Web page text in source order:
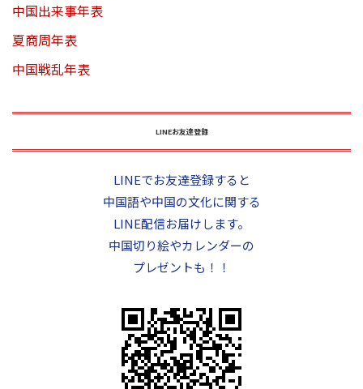
中国出来事年表
夏商周年表
中国戦乱年表
LINEお友達登録
LINEでお友達登録すると
中国語や中国の文化に関する
LINE配信お届けします。
中国切り絵やカレンダーの
プレゼントも！！